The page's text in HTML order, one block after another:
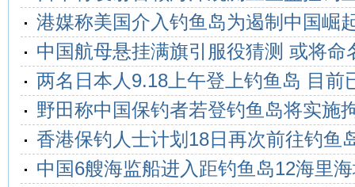
港媒称美国介入钓鱼岛为遏制中国崛
中国航母悬挂满旗引服役猜测 或将命
两名日本人9.18上午登上钓鱼岛 目前
野田称中国保钓者若登钓鱼岛将实施
香港保钓人士计划18日再次前往钓鱼
中国6艘海监船进入距钓鱼岛12海里